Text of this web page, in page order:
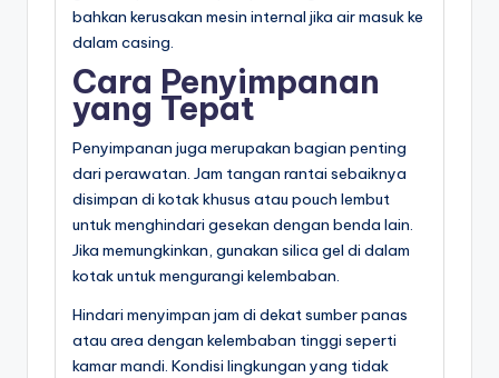
bahkan kerusakan mesin internal jika air masuk ke
dalam casing.
Cara Penyimpanan
yang Tepat
Penyimpanan juga merupakan bagian penting
dari perawatan. Jam tangan rantai sebaiknya
disimpan di kotak khusus atau pouch lembut
untuk menghindari gesekan dengan benda lain.
Jika memungkinkan, gunakan silica gel di dalam
kotak untuk mengurangi kelembaban.
Hindari menyimpan jam di dekat sumber panas
atau area dengan kelembaban tinggi seperti
kamar mandi. Kondisi lingkungan yang tidak